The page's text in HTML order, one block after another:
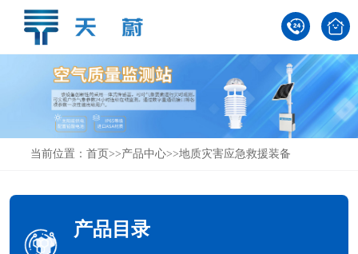
当前位置： 首页 >>产品中心>>地质灾害应急救援装备
产品目录